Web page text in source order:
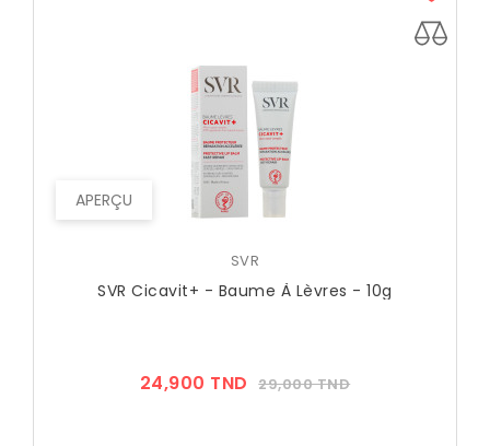
APERÇU
SVR
SVR Cicavit+ - Baume À Lèvres - 10g
24,900 TND Prix
29,000 TNDPrix